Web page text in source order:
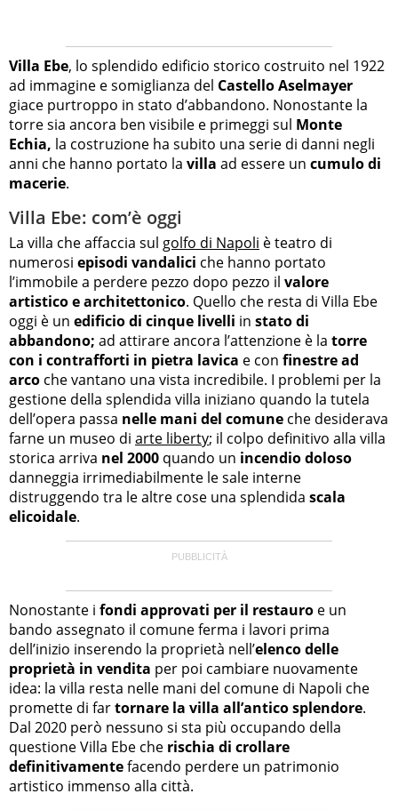
Villa Ebe, lo splendido edificio storico costruito nel 1922
ad immagine e somiglianza del Castello Aselmayer
giace purtroppo in stato d’abbandono. Nonostante la
torre sia ancora ben visibile e primeggi sul Monte
Echia, la costruzione ha subito una serie di danni negli
anni che hanno portato la villa ad essere un cumulo di
macerie.
Villa Ebe: com’è oggi
La villa che affaccia sul golfo di Napoli è teatro di
numerosi episodi vandalici che hanno portato
l’immobile a perdere pezzo dopo pezzo il valore
artistico e architettonico. Quello che resta di Villa Ebe
oggi è un edificio di cinque livelli in stato di
abbandono; ad attirare ancora l’attenzione è la torre
con i contrafforti in pietra lavica e con finestre ad
arco che vantano una vista incredibile. I problemi per la
gestione della splendida villa iniziano quando la tutela
dell’opera passa nelle mani del comune che desiderava
farne un museo di arte liberty; il colpo definitivo alla villa
storica arriva nel 2000 quando un incendio doloso
danneggia irrimediabilmente le sale interne
distruggendo tra le altre cose una splendida scala
elicoidale.
Nonostante i fondi approvati per il restauro e un
bando assegnato il comune ferma i lavori prima
dell’inizio inserendo la proprietà nell’elenco delle
proprietà in vendita per poi cambiare nuovamente
idea: la villa resta nelle mani del comune di Napoli che
promette di fartornare la villa all’antico splendore.
Dal 2020 però nessuno si sta più occupando della
questione Villa Ebe che rischia di crollare
definitivamentefacendo perdere un patrimonio
artistico immenso alla città.